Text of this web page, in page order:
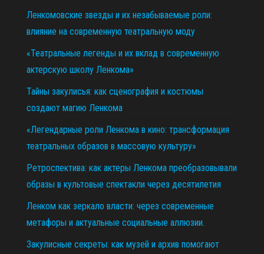
Ленкомовские звезды и их незабываемые роли:
влияние на современную театральную моду
«Театральные легенды и их вклад в современную
актерскую школу Ленкома»
Тайны закулисья: как сценография и костюмы
создают магию Ленкома
«Легендарные роли Ленкома в кино: трансформация
театральных образов в массовую культуру»
Ретроспектива: как актеры Ленкома преобразовывали
образы в культовые спектакли через десятилетия
Ленком как зеркало власти: через современные
метафоры и актуальные социальные аллюзии.
Закулисные секреты: как музей и архив помогают